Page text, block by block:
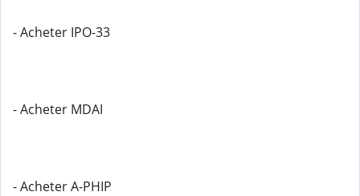
- Acheter IPO-33
- Acheter MDAI
- Acheter A-PHIP